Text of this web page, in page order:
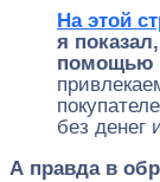
На этой
я
помощью
без денег
А правда в